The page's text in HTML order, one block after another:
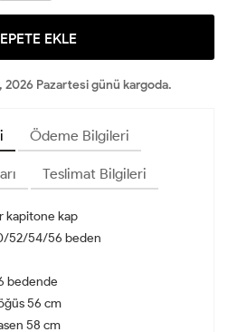
EKLE
2026 Pazartesi günü kargoda.
Ödeme Bilgileri
Teslimat Bilgileri
kapitone kap
52/54/56 beden
bedende
56 cm
58 cm